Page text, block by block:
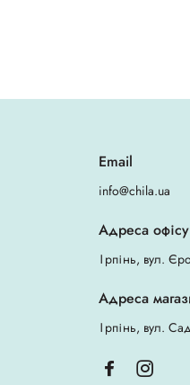
Email
info@chila.ua
Адреса офісу
Ірпінь, вул.
Адреса
Ірпінь, вул.